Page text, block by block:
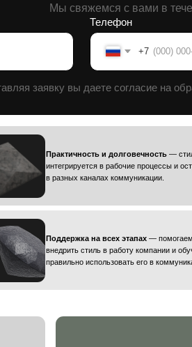
вы даете согласие на обратку
Поддержка на всех этапах
внедрить стиль в работу компании и обучаем, как
правильно использовать его в коммуникации.
Практичность и долговечность— стиль, который легко
в разных каналах коммуникации.